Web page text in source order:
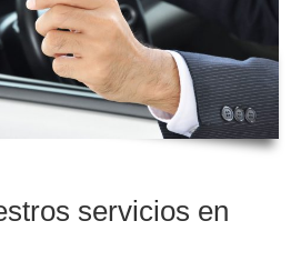
servicios en